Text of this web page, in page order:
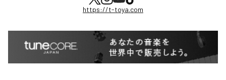
https://t-toya.com